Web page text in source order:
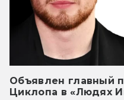
Объявлен главный
Циклопа в «Людях